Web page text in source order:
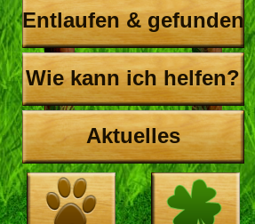
Entlaufen & gefunden
Wie kann ich helfen?
Aktuelles